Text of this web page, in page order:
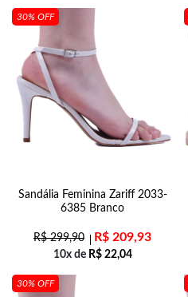
30% OFF
Sandália Feminina Zariff 2033-
6385 Branco
R$299,90 R$ 209,93
10x de R$22,04
30% OFF